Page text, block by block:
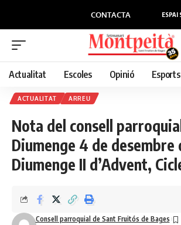
CONTACTA ESPAI
Actualitat Escoles Opinió Esports
ACTUALITAT ARREU
Nota del consell
Diumenge 4 de desembre
Diumenge II d’Advent,
Consell parroquial de Sant Fruitós de Bages